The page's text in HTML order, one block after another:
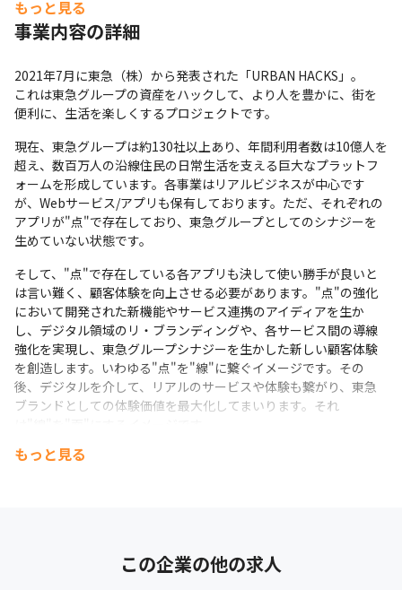
もっと見る
事業内容の詳細
2021年7月に東急（株）から発表された「URBAN HACKS」。
これは東急グループの資産をハックして、より人を豊かに、街を
便利に、生活を楽しくするプロジェクトです。
現在、東急グループは約130社以上あり、年間利用者数は10億人を
超え、数百万人の沿線住民の日常生活を支える巨大なプラットフ
ォームを形成しています。各事業はリアルビジネスが中心です
が、Webサービス/アプリも保有しております。ただ、それぞれの
アプリが"点"で存在しており、東急グループとしてのシナジーを
生めていない状態です。
そして、"点"で存在している各アプリも決して使い勝手が良いと
は言い難く、顧客体験を向上させる必要があります。"点"の強化
において開発された新機能やサービス連携のアイディアを生か
し、デジタル領域のリ・ブランディングや、各サービス間の導線
強化を実現し、東急グループシナジーを生かした新しい顧客体験
を創造します。いわゆる"点"を"線"に繋ぐイメージです。その
後、デジタルを介して、リアルのサービスや体験も繋がり、東急
ブランドとしての体験価値を最大化してまいります。それ
私たちのビジョンは東急内だけでサービスを完結させることでは
創立から100年取り組むことができなかった東急のデジタル変革と
もっと見る
この企業の他の求人